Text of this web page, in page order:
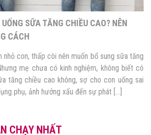
SỮA TĂNG CHIỀU CAO? NÊN
CÁCH
nhỏ con, thấp còi nên muốn bổ sung sữa tăng
mẹ chưa có kinh nghiệm, không biết có
tăng chiều cao không, sợ cho con uống sai
phụ, ảnh hưởng xấu đến sự phát […]
CHẠY NHẤT